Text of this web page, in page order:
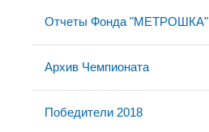
Отчеты Фонда "МЕТРОШКА"
Архив Чемпионата
Победители 2018